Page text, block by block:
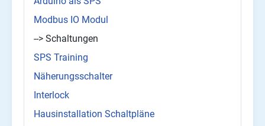
Modbus IO Modul
--> Schaltungen
SPS Training
Näherungsschalter
Interlock
Hausinstallation Schaltpläne